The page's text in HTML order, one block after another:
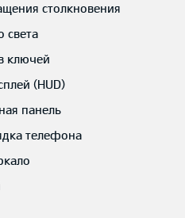
столкновения
света
ключей
(HUD)
панель
телефона